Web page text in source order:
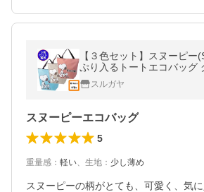
【３色セット】スヌーピー
ぷり入るトートエコバッグ
ク・ブルー 40×46cm マチ
スルガヤ
スヌーピーエコバッグ
5
重量感 ： 軽い、 生地 ： 少し薄め
スヌーピーの柄がとても、可愛く、気